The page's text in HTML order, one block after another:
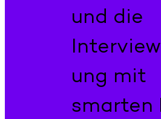
und die
ung mit
smarten